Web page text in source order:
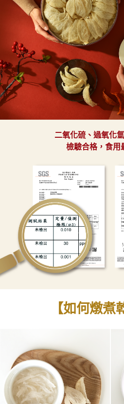
二氧化硫、過氧化
檢驗合格，食用
【如何燉煮